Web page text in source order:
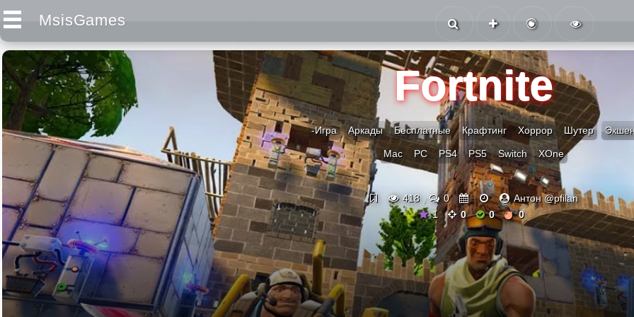
MsisGames
Fortnite
-Игра Аркады Бесплатные Крафтинг Хоррор Шутер
Mac PC PS4 PS5 Switch XOne
418 0
Антон @pfilan
1
0 0 0